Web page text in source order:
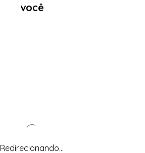
você
Redirecionando...